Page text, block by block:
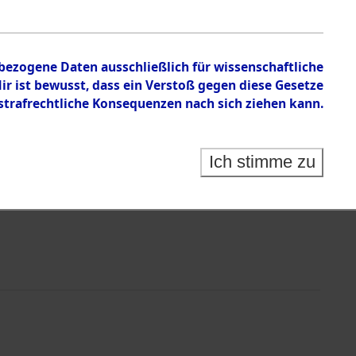
Daten ausschließlich für wissenschaftliche
bewusst, dass ein Verstoß gegen diese Gesetze
Konsequenzen nach sich ziehen kann.
Ich stimme zu